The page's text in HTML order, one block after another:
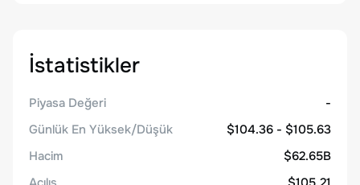
İstatistikler
Piyasa Değeri
-
Günlük En Yüksek/Düşük
$104.36 - $105.63
Hacim
$62.65B